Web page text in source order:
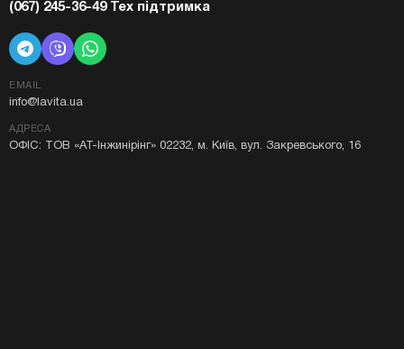
(067) 245-36-49 Тех підтримка
EMAIL
info@lavita.ua
АДРЕСА
ОФІС: ТОВ «АТ-Інжинірінг» 02232, м. Київ, вул. Закревського, 16